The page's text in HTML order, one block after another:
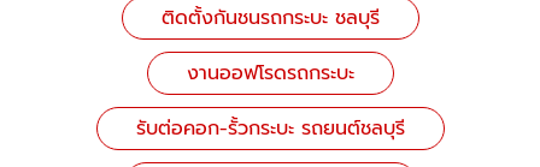
ติดตั้งกันชนรถกระบะ ชลบุรี
งานออฟโรดรถกระบะ
รับต่อคอก-รั้วกระบะ รถยนต์ชลบุรี